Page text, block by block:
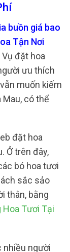
buồn giá bao
Tận Nơi
đặt hoa
ưu thích
muốn kiếm
có thể
đặt hoa
Ở trên đây,
bó hoa tươi
sắc sảo
thân, bằng
Hoa Tươi Tại
nhiều người